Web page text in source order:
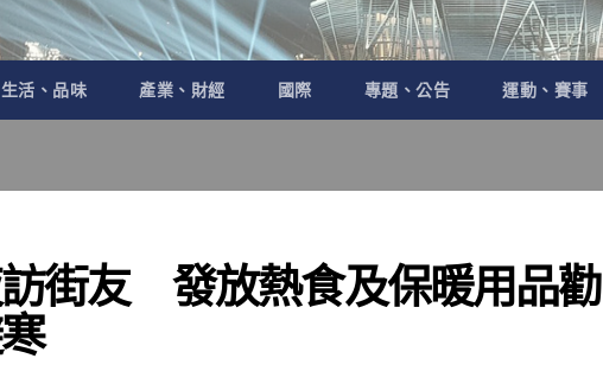
生活、品味 產業、財經 國際 專題、公告 運動、賽事
街友 發放熱食及保暖用品勸